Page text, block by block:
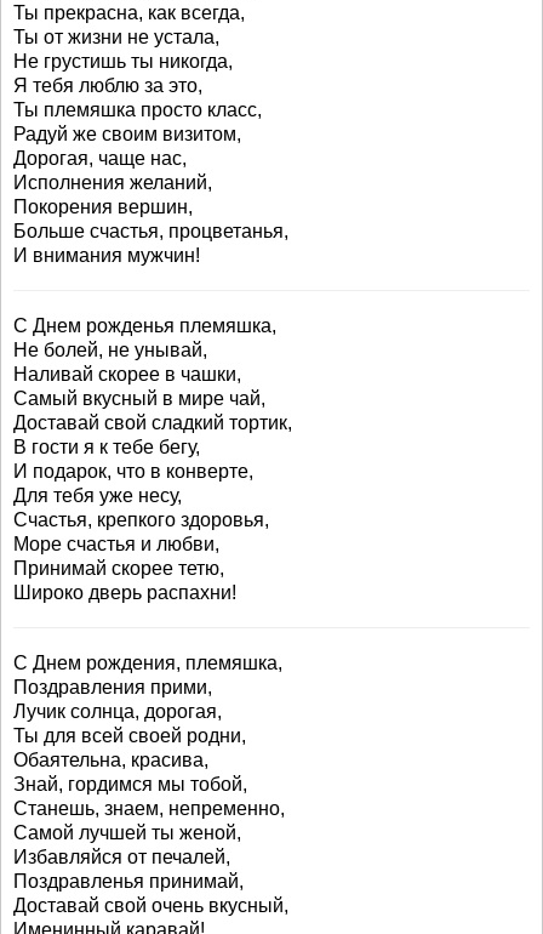
Ты прекрасна, как всегда,
Ты от жизни не устала,
Не грустишь ты никогда,
Я тебя люблю за это,
Ты племяшка просто класс,
Радуй же своим визитом,
Дорогая, чаще нас,
Исполнения желаний,
Покорения вершин,
Больше счастья, процветанья,
И внимания мужчин!
С Днем рожденья племяшка,
Не болей, не унывай,
Наливай скорее в чашки,
Самый вкусный в мире чай,
Доставай свой сладкий тортик,
В гости я к тебе бегу,
И подарок, что в конверте,
Для тебя уже несу,
Счастья, крепкого здоровья,
Море счастья и любви,
Принимай скорее тетю,
Широко дверь распахни!
С Днем рождения, племяшка,
Поздравления прими,
Лучик солнца, дорогая,
Ты для всей своей родни,
Обаятельна, красива,
Знай, гордимся мы тобой,
Станешь, знаем, непременно,
Самой лучшей ты женой,
Избавляйся от печалей,
Поздравленья принимай,
Доставай свой очень вкусный,
Именинный каравай!